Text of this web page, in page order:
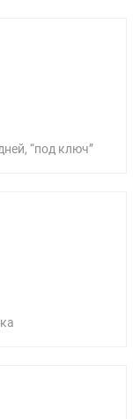
“под ключ”